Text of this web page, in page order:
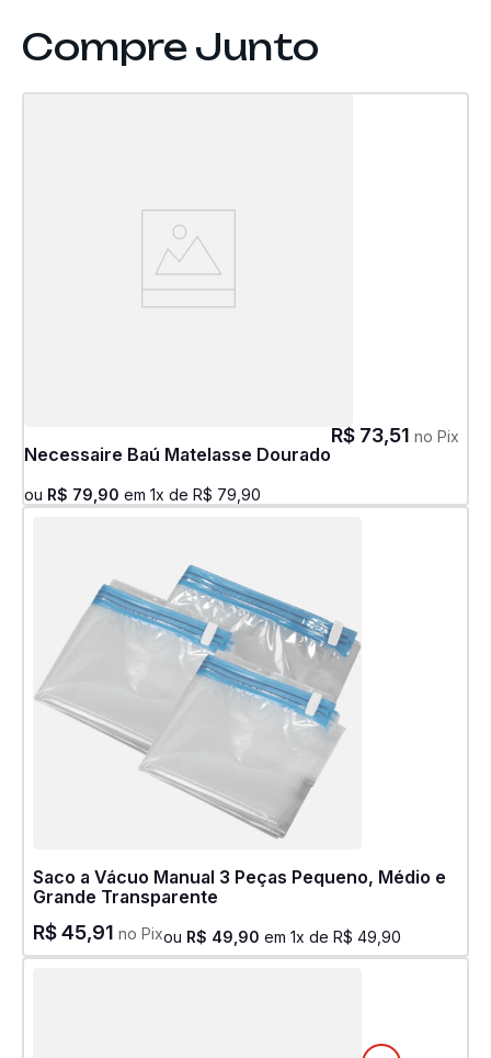
Necessaire Baú Matelasse Dourado
R$ 73,51 no Pix
ou R$ 79 90 em 1x de R$ 79 90
Saco a Vácuo Manual 3 Peças Pequeno, Médio e
Grande Transparente
R$45,91 no Pixou R$ 49 90 em 1x de R$ 49 90